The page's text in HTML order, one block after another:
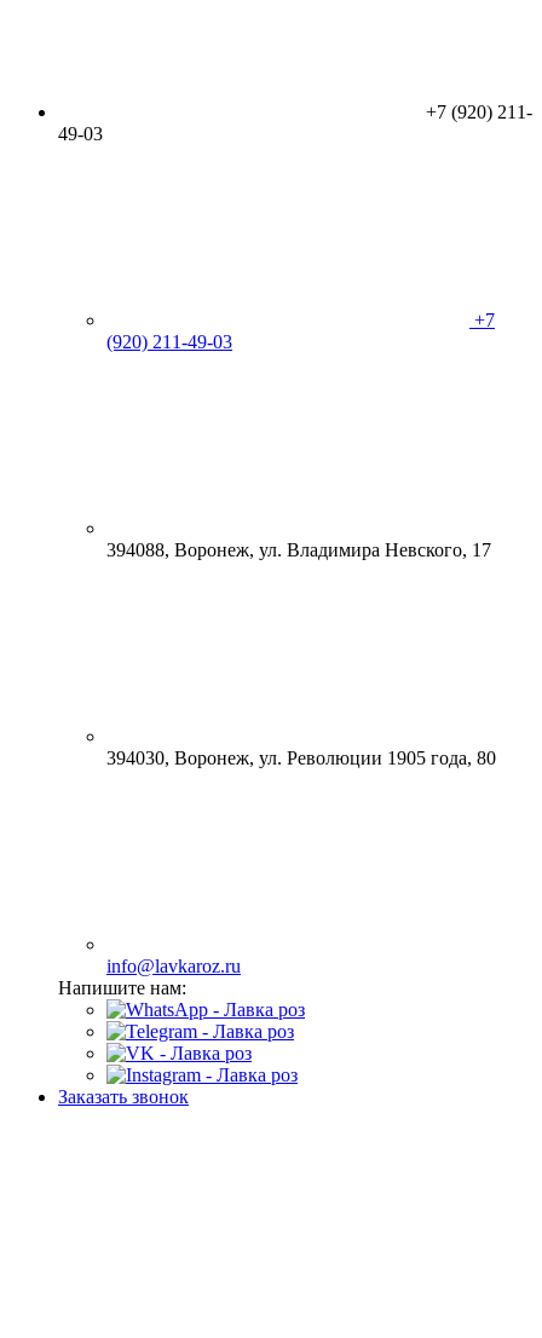
+7 (920) 211-
49-03
+7
(920) 211-49-03
394088, Воронеж, ул. Владимира Невского, 17
394030, Воронеж, ул. Революции 1905 года, 80
info@lavkaroz.ru
Напишите нам:
Заказать звонок